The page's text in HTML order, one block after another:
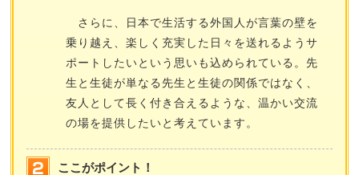
さらに、日本で生活する外国人が言葉の壁を
乗り越え、楽しく充実した日々を送れるようサ
ポートしたいという思いも込められている。先
生と生徒が単なる先生と生徒の関係ではなく、
友人として長く付き合えるような、温かい交流
の場を提供したいと考えています。
ここがポイント！